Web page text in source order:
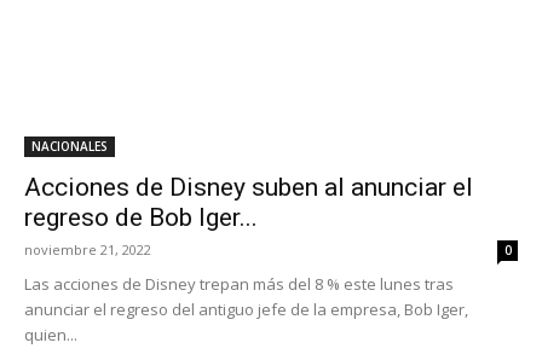
NACIONALES
Acciones de Disney suben al anunciar el
regreso de Bob Iger...
noviembre 21, 2022 0
Las acciones de Disney trepan más del 8 % este lunes tras
anunciar el regreso del antiguo jefe de la empresa, Bob Iger,
quien...